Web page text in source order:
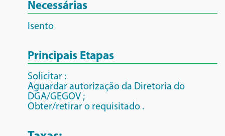
Necessárias
Isento
Principais Etapas
Solicitar :
Aguardar autorização da Diretoria do
DGA/GEGOV ;
Obter/retirar o requisitado .